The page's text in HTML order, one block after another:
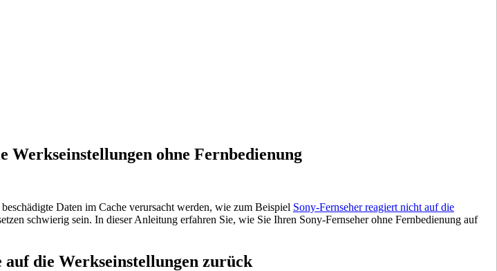
Werkseinstellungen ohne Fernbedienung
Daten im Cache verursacht werden, wie zum Beispiel Sony-Fernseher reagiert nicht auf die
schwierig sein. In dieser Anleitung erfahren Sie, wie Sie Ihren Sony-Fernseher ohne Fernbedienung auf
auf die Werkseinstellungen zurück